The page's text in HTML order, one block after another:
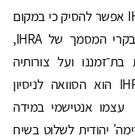
מן הוויכוח הסוער על הגדרת העבודה של IHRA אפשר להסיק כי במקום
להגביל את חופש הביטוי, כפי שהאשימו מבקרי המסמך של IHRA,
ועל צורותיה
האנטי־ישראליות. החשש שהמסמך של IHRA הוא הסוואה לניסיון
אנטישמי במידה
יהודית לשלוט בשיח